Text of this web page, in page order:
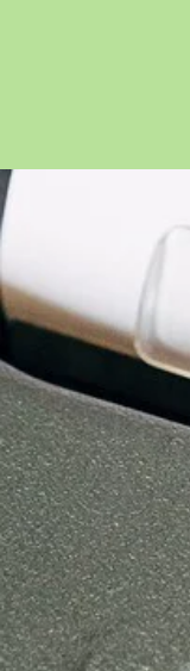
hoofdinhoud